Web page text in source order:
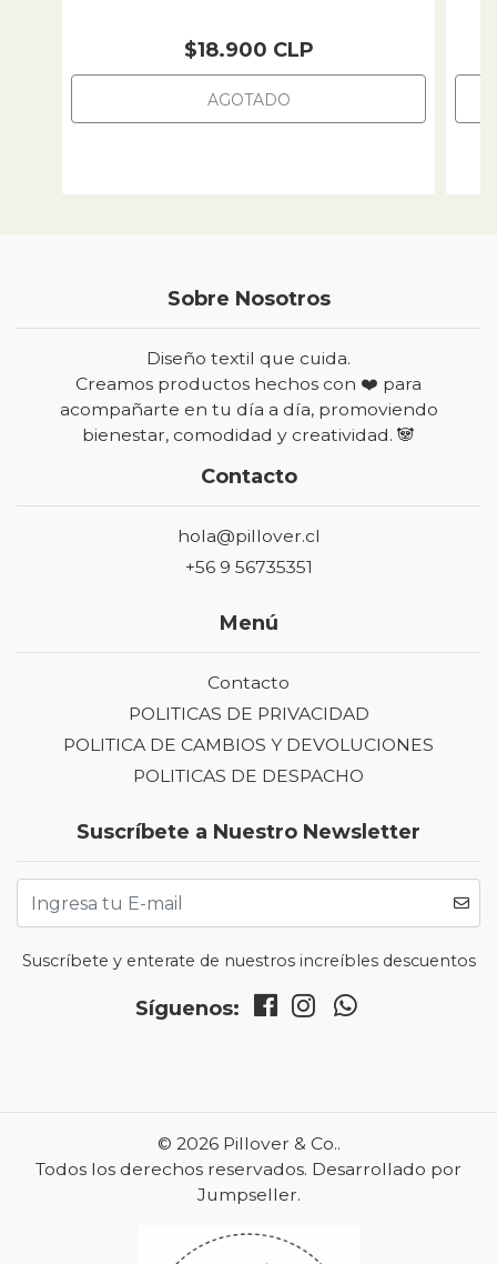
$18.900 CLP
AGOTADO
Sobre Nosotros
Diseño textil que cuida.
Creamos productos hechos con ❤️ para
acompañarte en tu día a día, promoviendo
bienestar, comodidad y creatividad. 🐼
Contacto
hola@pillover.cl
+56 9 56735351
Menú
Contacto
POLITICAS DE PRIVACIDAD
POLITICA DE CAMBIOS Y DEVOLUCIONES
POLITICAS DE DESPACHO
Suscríbete a Nuestro Newsletter
Suscríbete y enterate de nuestros increíbles descuentos
Síguenos:
© 2026 Pillover & Co..
Todos los derechos reservados. Desarrollado por
Jumpseller.